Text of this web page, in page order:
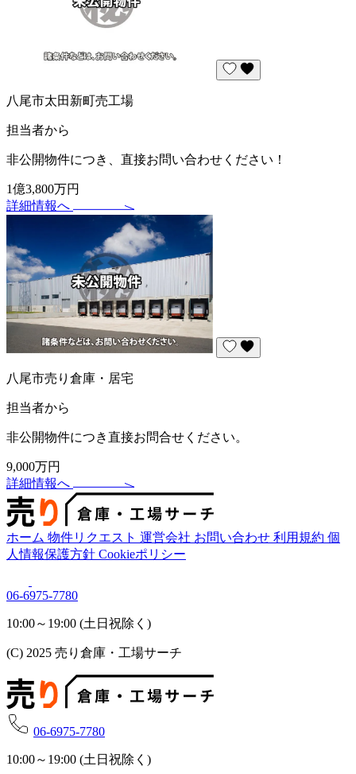
八尾市太田新町売工場
担当者から
非公開物件につき、直接お問い合わせください！
1億3,800万円
詳細情報へ
八尾市売り倉庫・居宅
担当者から
非公開物件につき直接お問合せください。
9,000万円
詳細情報へ
ホーム 物件リクエスト 運営会社 お問い合わせ 利用規約 個
人情報保護方針 Cookieポリシー
06-6975-7780
10:00～19:00 (土日祝除く)
(C) 2025 売り倉庫・工場サーチ
06-6975-7780
10:00～19:00 (土日祝除く)